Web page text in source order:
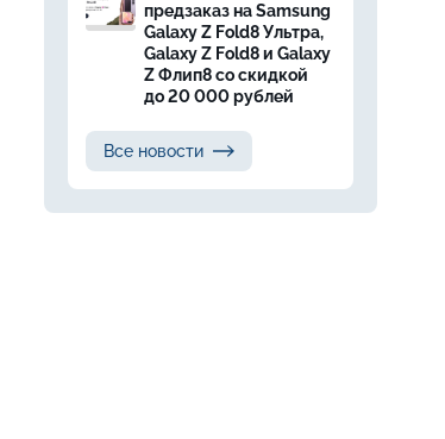
предзаказ на Samsung
Galaxy Z Fold8 Ультра,
Galaxy Z Fold8 и Galaxy
Z Флип8 со скидкой
до 20 000 рублей
Все новости